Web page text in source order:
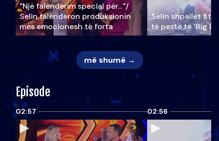
"Një falenderim special për…"/
Selin falënderon produksionin
mes emocionesh të forta
Selin shpallet
të pestë të ‘Big
më shumë →
Episode
02:57 02:56